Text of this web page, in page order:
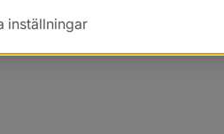
inställningar